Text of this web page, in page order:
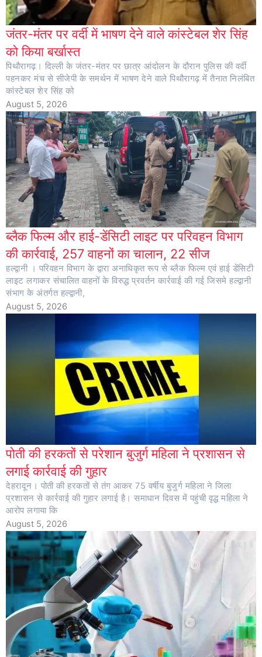
जंतर-मंतर पर वर्दी में भाषण देने वाले कांस्टेबल शेर सिंह
को किया बर्खास्त
पिथौरागढ़। दिल्ली के जंतर-मंतर पर छात्र आंदोलन के दौरान पुलिस की वर्दी
पहनकर मंच से सीजेपी के समर्थन में भाषण देने वाले पिथौरागढ़ में तैनात निलंबित
कांस्टेबल शेर सिंह को
August 5, 2026
ब्लैक फिल्म और हाई-डेंसिटी लाइट पर परिवहन विभाग
की कार्रवाई, 257 वाहनों का चालान, 22 सीज
हल्द्वानी । परिवहन विभाग के द्वारा अनाधिकृत रूप से ब्लैक फिल्म एवं हाई डेंसिटी
लाइट लगाकर संचालित वाहनों के विरुद्ध प्रवर्तन कार्रवाई की गई जिसमे हल्द्वानी
संभाग के अंतर्गत हल्द्वानी,
August 5, 2026
पोती की हरकतों से परेशान बुजुर्ग महिला ने प्रशासन से
लगाई कार्रवाई की गुहार
देहरादून। पोती की हरकतों से तंग आकर 75 वर्षीय बुजुर्ग महिला ने जिला
प्रशासन से कार्रवाई की गुहार लगाई है। समाधान दिवस में पहुंची वृद्ध महिला ने
आरोप लगाया कि
August 5, 2026